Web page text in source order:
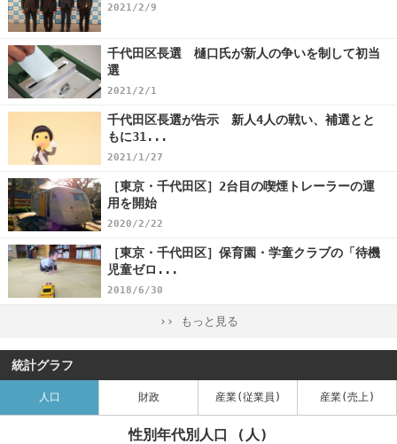
2021/2/9
千代田区長選 樋口氏が新人の争いを制して初当
選
2021/2/1
千代田区長選が告示 新人4人の戦い、補選とと
もに31...
2021/1/27
［東京・千代田区］2台目の喫煙トレーラーの運
用を開始
2020/2/22
［東京・千代田区］保育園・学童クラブの「待機
児童ゼロ...
2018/6/30
›› もっと見る
統計グラフ
人口 財政 産業(従業員) 産業(売上)
性別年代別人口 (人)